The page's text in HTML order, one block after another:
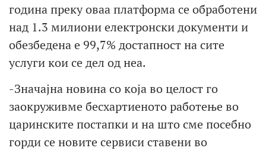
година преку оваа платформа се обработени
над 1.3 милиони електронски документи и
обезбедена е 99,7% достапност на сите
услуги кои се дел од неа.
-Значајна новина со која во целост го
заокруживме бесхартиеното работење во
царинските постапки и на што сме посебно
горди се новите сервиси ставени во